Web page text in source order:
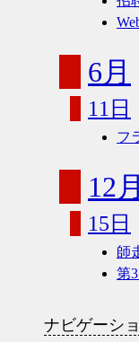
6月
11日
フ
12月
15日
師
第
ナビゲーシ